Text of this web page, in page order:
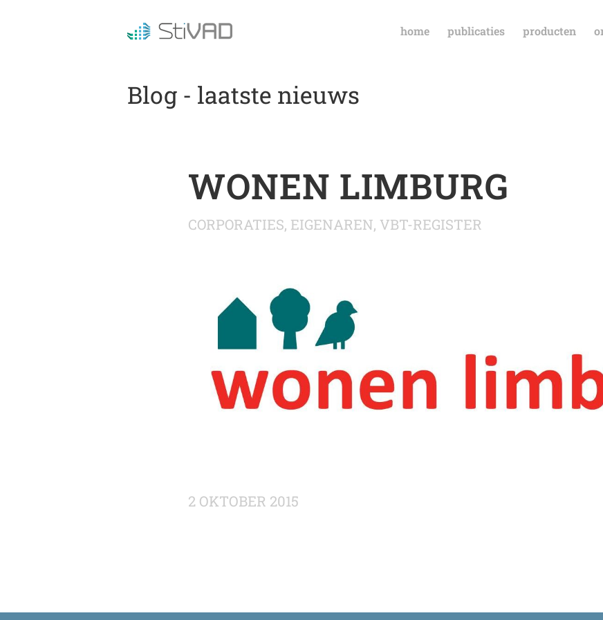
home publicaties producten
Blog - laatste nieuws
WONEN LIMBURG
CORPORATIES, EIGENAREN, VBT-REGISTER
2 OKTOBER 2015